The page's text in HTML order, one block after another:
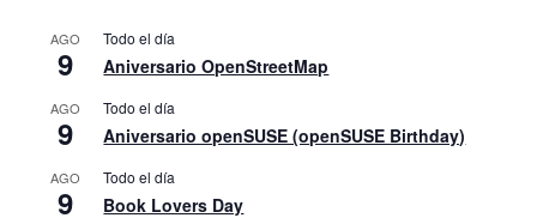
AGO
9
Todo el día
Aniversario OpenStreetMap
AGO
9
Todo el día
Aniversario openSUSE (openSUSE Birthday)
AGO
9
Todo el día
Book Lovers Day